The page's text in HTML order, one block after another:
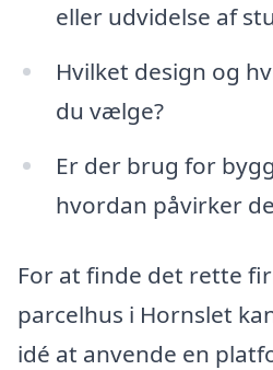
eller udvidelse af
Hvilket design og
du vælge?
Er der brug for
hvordan påvirker
For at finde det rette
parcelhus i Hornslet
idé at anvende en